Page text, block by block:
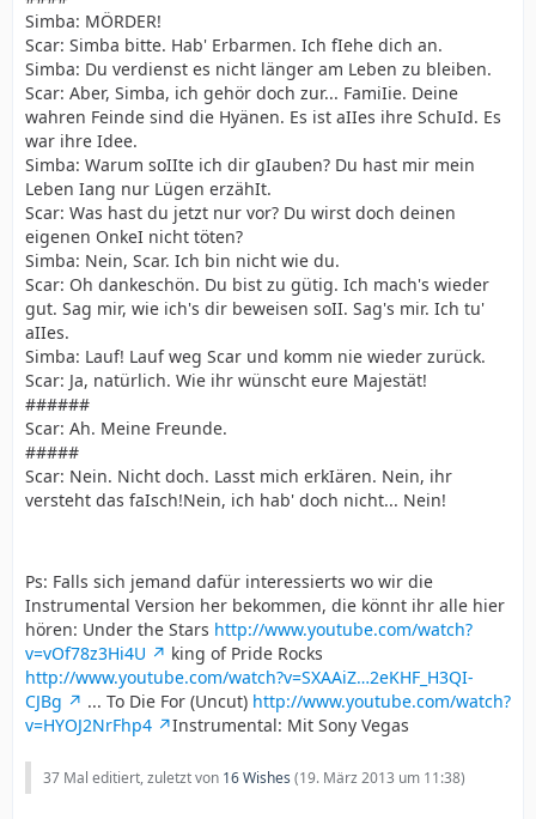
Simba: MÖRDER!
Scar: Simba bitte. Hab' Erbarmen. Ich fIehe dich an.
Simba: Du verdienst es nicht länger am Leben zu bleiben.
Scar: Aber, Simba, ich gehör doch zur... FamiIie. Deine
wahren Feinde sind die Hyänen. Es ist aIIes ihre SchuId. Es
war ihre Idee.
Simba: Warum soIIte ich dir gIauben? Du hast mir mein
Leben Iang nur Lügen erzähIt.
Scar: Was hast du jetzt nur vor? Du wirst doch deinen
eigenen OnkeI nicht töten?
Simba: Nein, Scar. Ich bin nicht wie du.
Scar: Oh dankeschön. Du bist zu gütig. Ich mach's wieder
gut. Sag mir, wie ich's dir beweisen soII. Sag's mir. Ich tu'
aIIes.
Simba: Lauf! Lauf weg Scar und komm nie wieder zurück.
Scar: Ja, natürlich. Wie ihr wünscht eure Majestät!
######
Scar: Ah. Meine Freunde.
#####
Scar: Nein. Nicht doch. Lasst mich erkIären. Nein, ihr
versteht das faIsch!Nein, ich hab' doch nicht... Nein!
Ps: Falls sich jemand dafür interessierts wo wir die
Instrumental Version her bekommen, die könnt ihr alle hier
hören: Under the Stars http://www.youtube.com/watch?
v=vOf78z3Hi4U
king of Pride Rocks
http://www.youtube.com/watch?v=SXAAiZ…2eKHF_H3QI-
CJBg
... To Die For (Uncut) http://www.youtube.com/watch?
v=HYOJ2NrFhp4
Instrumental: Mit Sony Vegas
37 Mal editiert, zuletzt von 16 Wishes (19. März 2013 um 11:38)